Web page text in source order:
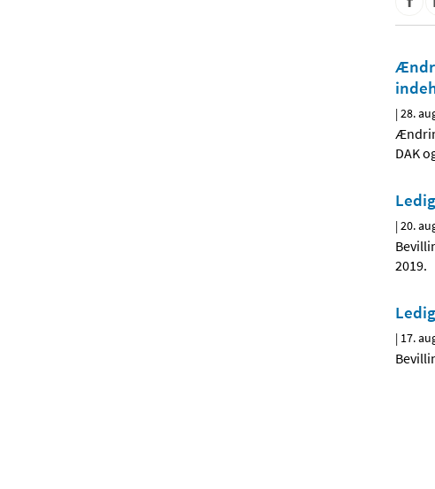
|28.
DAK
|20.
2019.
| 17.